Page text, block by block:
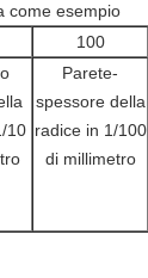
come esempio
100
10
Parete-
spessore della
radice in 1/100
di millimetro